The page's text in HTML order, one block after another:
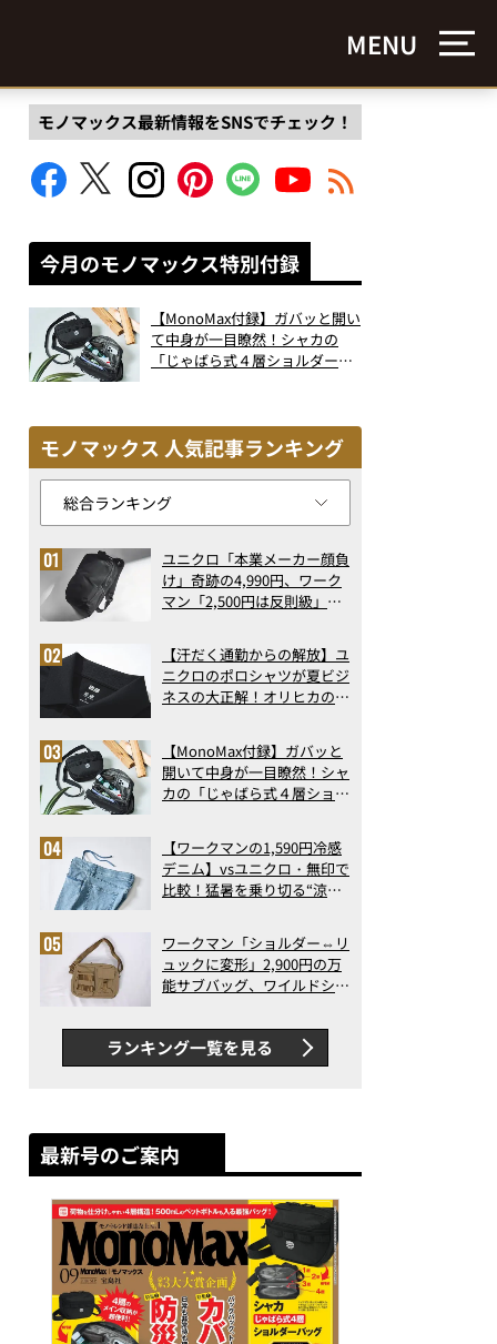
MENU
モノマックス最新情報をSNSでチェック！
今月のモノマックス特別付録
【MonoMax付録】ガバッと開い
て中身が一目瞭然！シャカの
「じゃばら式４層ショルダーバ
モノマックス 人気記事ランキング
ユニクロ「本業メーカー顔負
け」奇跡の4,990円、ワーク
マン「2,500円は反則級」凄
ト3】（2026年6月版）
【汗だく通勤からの解放】ユ
ニクロのポロシャツが夏ビジ
ネスの大正解！オリヒカの透
アの実力
【MonoMax付録】ガバッと
開いて中身が一目瞭然！シャ
カの「じゃばら式４層ショル
った！
【ワークマンの1,590円冷感
デニム】vsユニクロ・無印で
比較！猛暑を乗り切る“涼感
で決定版
ワークマン「ショルダー⇔リ
ュックに変形」2,900円の万
能サブバッグ、ワイルドシン
録…ほか【休日バッグの人気
記事ランキングベスト3】
（2026年6月版）
ランキング一覧を見る
最新号のご案内